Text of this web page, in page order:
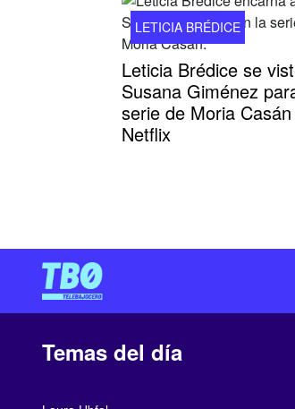
LETICIA BRÉDICE
Leticia Brédice se
Susana Giménez
serie de Moria
Netflix
Temas del día